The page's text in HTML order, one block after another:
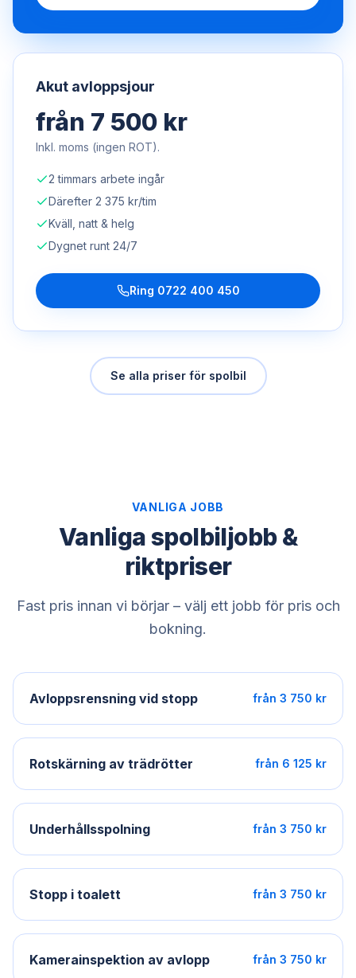
Akut avloppsjour
från 7 500 kr
Inkl. moms (ingen ROT).
2 timmars arbete ingår
Därefter 2 375 kr/tim
Kväll, natt & helg
Dygnet runt 24/7
Ring 0722 400 450
Se alla priser för spolbil
VANLIGA JOBB
Vanliga spolbiljobb &
riktpriser
Fast pris innan vi börjar – välj ett jobb för pris och
bokning.
Avloppsrensning vid stopp från 3 750 kr
Rotskärning av trädrötter från 6 125 kr
Underhållsspolning från 3 750 kr
Stopp i toalett från 3 750 kr
Kamerainspektion av avlopp från 3 750 kr